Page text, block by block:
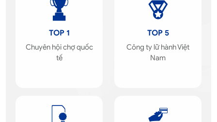
TOP 1
Chuyên hội chợ quốc
tế
TOP 5
Công ty lữ hành Việt
Nam